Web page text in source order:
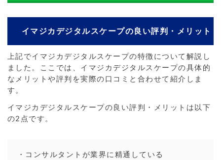
イマジカデジタルスケープの良い評判・メリット
上記でイマジカデジタルスケープの特徴について解説し
ました。ここでは、イマジカデジタルスケープの具体的
なメリットや評判を実際の口コミと合わせて紹介しま
す。
イマジカデジタルスケープの良い評判・メリットは以下
の2点です。
・コンサルタントが業界に精通している